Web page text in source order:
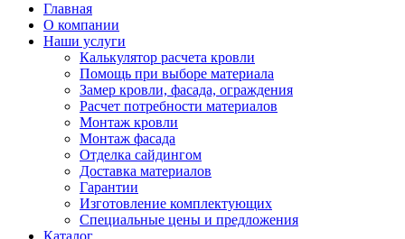
Главная
О компании
Наши услуги
Калькулятор расчета кровли
Помощь при выборе материала
Замер кровли, фасада, ограждения
Расчет потребности материалов
Монтаж кровли
Монтаж фасада
Отделка сайдингом
Доставка материалов
Гарантии
Изготовление комплектующих
Специальные цены и предложения
Каталог